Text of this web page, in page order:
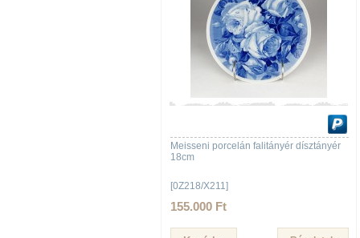
Meisseni porcelán falitányér dísztányér
18cm
[0Z218/X211]
155.000 Ft